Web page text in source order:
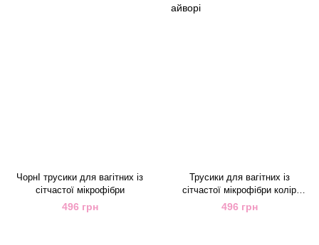
ЧорнІ трусики для вагітних із
сітчастої мікрофібри
496 грн
Трусики для вагітних із
сітчастої мікрофібри колір
айворі
496 грн